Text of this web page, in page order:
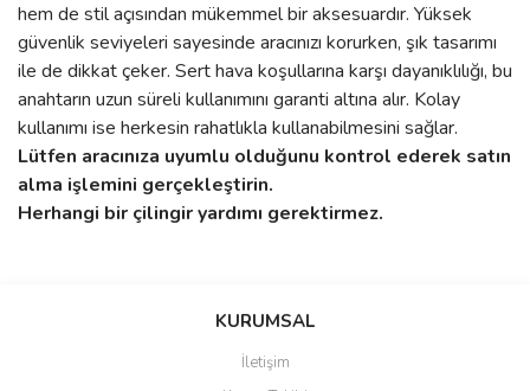
hem de stil açısından mükemmel bir aksesuardır. Yüksek
güvenlik seviyeleri sayesinde aracınızı korurken, şık tasarımı
ile de dikkat çeker. Sert hava koşullarına karşı dayanıklılığı, bu
anahtarın uzun süreli kullanımını garanti altına alır. Kolay
kullanımı ise herkesin rahatlıkla kullanabilmesini sağlar.
Lütfen aracınıza uyumlu olduğunu kontrol ederek satın
alma işlemini gerçekleştirin.
Herhangi bir çilingir yardımı gerektirmez.
Bu ürüne ilk yorumu siz yapın!
KURUMSAL
İletişim